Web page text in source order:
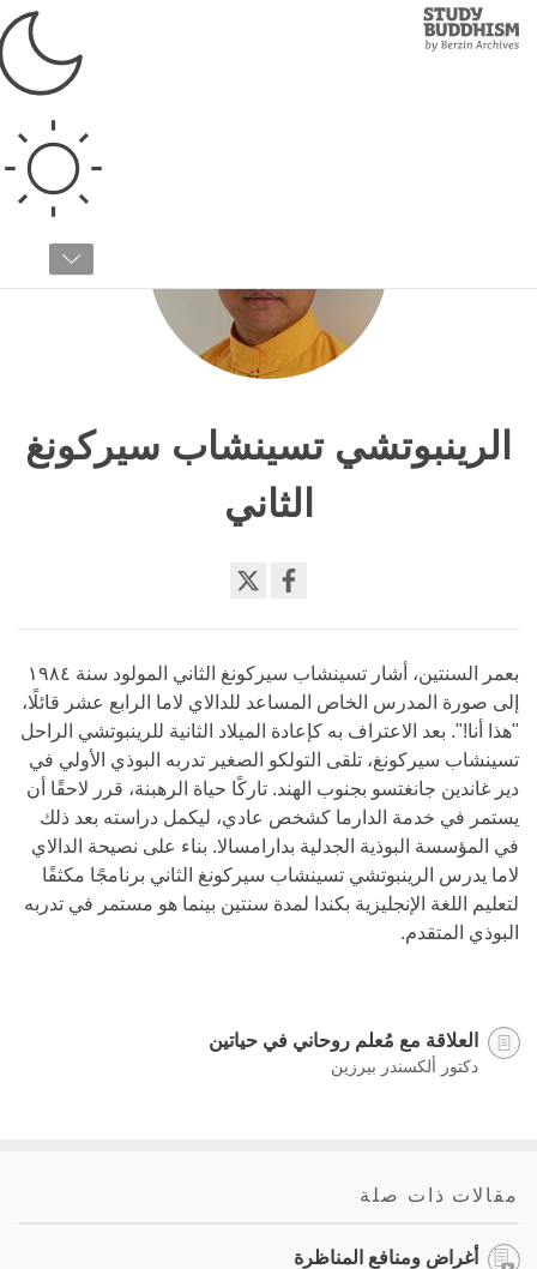
Study
Buddhism
الرينبوتشي تسينشاب سيركونغ
الثاني
facebook
بعمر السنتين، أشار تسينشاب سيركونغ الثاني المولود سنة ١٩٨٤
إلى صورة المدرس الخاص المساعد للدالاي لاما الرابع عشر قائلًا،
"هذا أنا!". بعد اﻻعتراف به كإعادة الميلاد الثانية للرينبوتشي الراحل
تسينشاب سيركونغ، تلقى التولكو الصغير تدربه البوذي الأولي في
دير غاندين جانغتسو بجنوب الهند. تاركًا حياة الرهبنة، قرر لاحقًا أن
يستمر في خدمة الدارما كشخص عادي، ليكمل دراسته بعد ذلك
في المؤسسة البوذية الجدلية بدارامسالا. بناء على نصيحة الدالاي
لاما يدرس الرينبوتشي تسينشاب سيركونغ الثاني برنامجًا مكثفًا
لتعليم اللغة الإنجليزية بكندا لمدة سنتين بينما هو مستمر في تدربه
البوذي المتقدم.
العلاقة مع مُعلم روحاني في حياتين
دكتور ألكسندر بيرزين
مقالات ذات صلة
أغراض ومنافع المناظرة